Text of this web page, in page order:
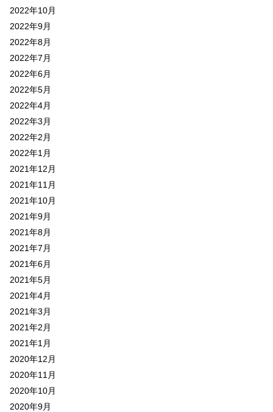
2022年10月
2022年9月
2022年8月
2022年7月
2022年6月
2022年5月
2022年4月
2022年3月
2022年2月
2022年1月
2021年12月
2021年11月
2021年10月
2021年9月
2021年8月
2021年7月
2021年6月
2021年5月
2021年4月
2021年3月
2021年2月
2021年1月
2020年12月
2020年11月
2020年10月
2020年9月